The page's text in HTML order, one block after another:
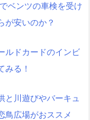
ベンツの車検を受け
が安いのか？
ルドカードのインビ
みる！
と川遊びやバーキュ
鳥広場がおススメ